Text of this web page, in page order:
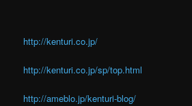
http://kenturi.co.jp/
http://kenturi.co.jp/sp/top.html
http://ameblo.jp/kenturi-blog/